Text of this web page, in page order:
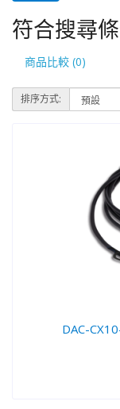
符合搜尋
商品比較 (0)
排序方式:
DAC-